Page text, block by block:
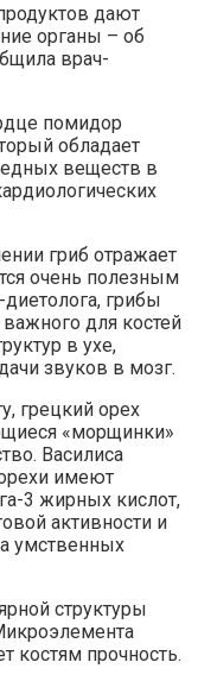
дают
органы – об
врач-
помидор
обладает
веществ в
гриб отражает
очень полезным
грибы
для костей
в ухе,
звуков в мозг.
грецкий орех
«морщинки»
Василиса
имеют
3 жирных кислот,
активности и
умственных
структуры
костям прочность.